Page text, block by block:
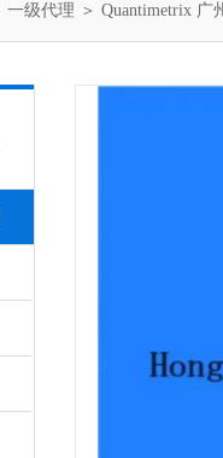
一级代理 ＞ Quantimetrix 广